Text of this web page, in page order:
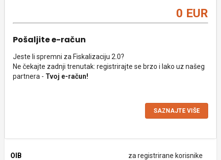
0 EUR
Pošaljite e-račun
Jeste li spremni za Fiskalizaciju 2.0?
Ne čekajte zadnji trenutak: registrirajte se brzo i lako uz našeg
partnera - Tvoj e-račun!
SAZNAJTE VIŠE
OIB za registrirane korisnike